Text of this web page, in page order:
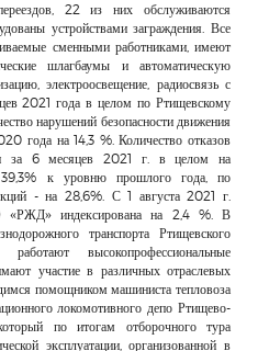
22 из них обслуживаются
устройствами заграждения. Все
сменными работниками, имеют
шлагбаумы и автоматическую
электроосвещение, радиосвязь с
2021 года в целом по Ртищевскому
нарушений безопасности движения
года на 14,3 %. Количество отказов
за 6 месяцев 2021 г. в целом на
39,3% к уровню прошлого года, по
- на 28,6%. С 1 августа 2021 г.
«РЖД» индексирована на 2,4 %. В
транспорта Ртищевского
высокопрофессиональные
участие в различных отраслевых
помощником машиниста тепловоза
локомотивного депо Ртищево-
по итогам отборочного тура
эксплуатации, организованной в